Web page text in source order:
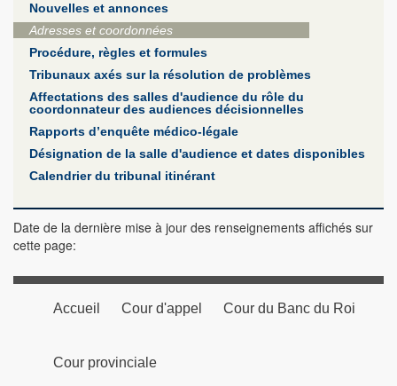
Nouvelles et annonces
Adresses et coordonnées
Procédure, règles et formules
Tribunaux axés sur la résolution de problèmes
Affectations des salles d'audience du rôle du
coordonnateur des audiences décisionnelles
Rapports d’enquête médico-légale
Désignation de la salle d'audience et dates disponibles
Calendrier du tribunal itinérant
Date de la dernière mise à jour des renseignements affichés sur
cette page:
Accueil Cour d'appel Cour du Banc du Roi
Cour provinciale